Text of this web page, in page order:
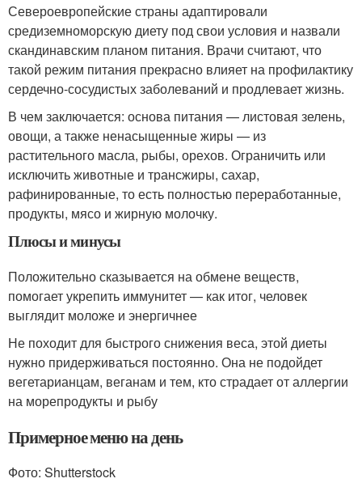
Североевропейские страны адаптировали
средиземноморскую диету под свои условия и назвали
скандинавским планом питания. Врачи считают, что
такой режим питания прекрасно влияет на профилактику
сердечно-сосудистых заболеваний и продлевает жизнь.
В чем заключается: основа питания — листовая зелень,
овощи, а также ненасыщенные жиры — из
растительного масла, рыбы, орехов. Ограничить или
исключить животные и трансжиры, сахар,
рафинированные, то есть полностью переработанные,
продукты, мясо и жирную молочку.
Плюсы и минусы
Положительно сказывается на обмене веществ,
помогает укрепить иммунитет — как итог, человек
выглядит моложе и энергичнее
Не походит для быстрого снижения веса, этой диеты
нужно придерживаться постоянно. Она не подойдет
вегетарианцам, веганам и тем, кто страдает от аллергии
на морепродукты и рыбу
Примерное меню на день
Фото: Shutterstock